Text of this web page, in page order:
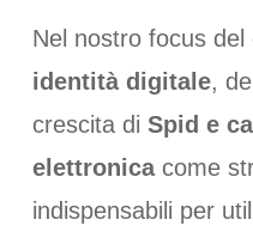
Nel nostro focus
identità digitale,
crescita di Spid e
elettronicacome
indispensabili per